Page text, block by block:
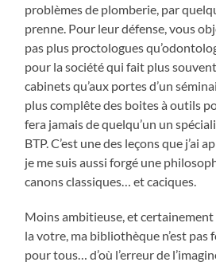
problèmes de plomberie, par
prenne. Pour leur défense, vous
pas plus proctologues
pour la société qui fait plus
cabinets qu’aux portes d’un
plus complête des boites à outils
fera jamais de quelqu’un un
BTP. C’est une des leçons que j’ai
je me suis aussi forgé une
canons classiques… et caciques.
Moins ambitieuse, et certainement
la votre, ma bibliothèque n’est pas
pour tous… d’où l’erreur de